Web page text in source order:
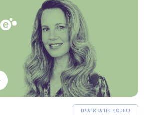
כשכסף פוגש אנשים